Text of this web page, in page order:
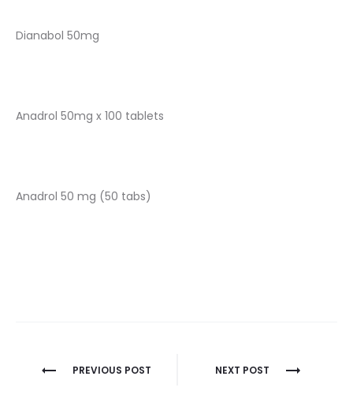
Dianabol 50mg
Anadrol 50mg x 100 tablets
Anadrol 50 mg (50 tabs)
Nawigacja
PREVIOUS POST NEXT POST